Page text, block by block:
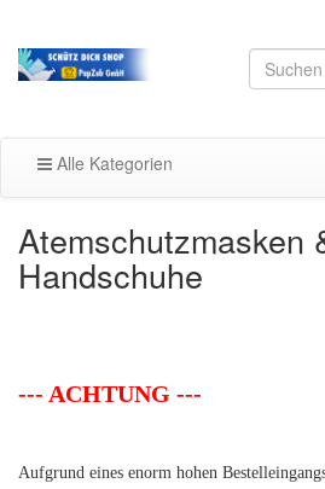
Alle Kategorien
Atemschutzmasken
Handschuhe
--- ACHTUNG ---
Aufgrund eines enorm hohen